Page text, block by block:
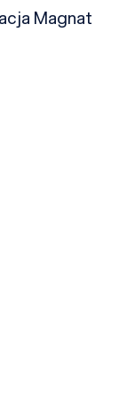
Magnat